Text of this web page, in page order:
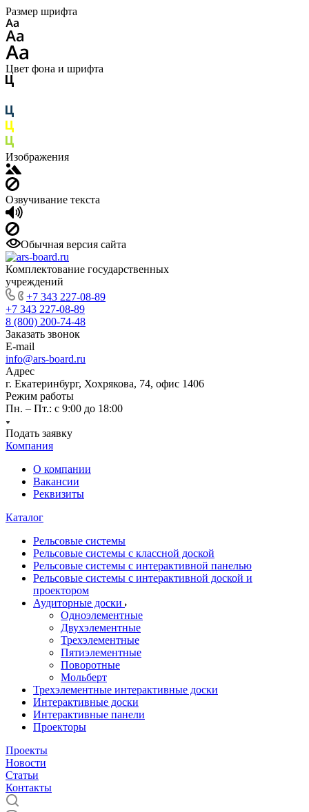
Размер шрифта
Цвет фона и шрифта
Изображения
Озвучивание текста
Обычная версия сайта
Комплектование государственных
учреждений
+7 343 227-08-89
+7 343 227-08-89
8 (800) 200-74-48
Заказать звонок
E-mail
info@ars-board.ru
Адрес
г. Екатеринбург, Хохрякова, 74, офис 1406
Режим работы
Пн. – Пт.: с 9:00 до 18:00
Подать заявку
Компания
О компании
Вакансии
Реквизиты
Каталог
Рельсовые системы
Рельсовые системы с классной доской
Рельсовые системы с интерактивной панелью
Рельсовые системы с интерактивной доской и
проектором
Аудиторные доски
Одноэлементные
Двухэлементные
Трехэлементные
Пятиэлементные
Поворотные
Мольберт
Трехэлементные интерактивные доски
Интерактивные доски
Интерактивные панели
Проекторы
Проекты
Новости
Статьи
Контакты